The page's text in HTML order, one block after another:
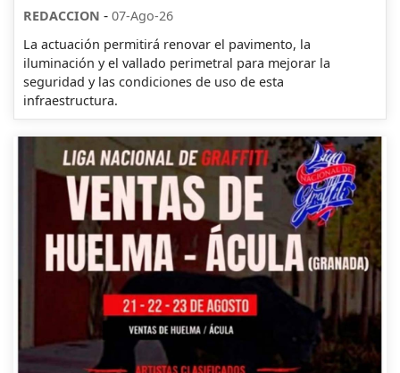
REDACCION - 07-Ago-26
La actuación permitirá renovar el pavimento, la
iluminación y el vallado perimetral para mejorar la
seguridad y las condiciones de uso de esta
infraestructura.